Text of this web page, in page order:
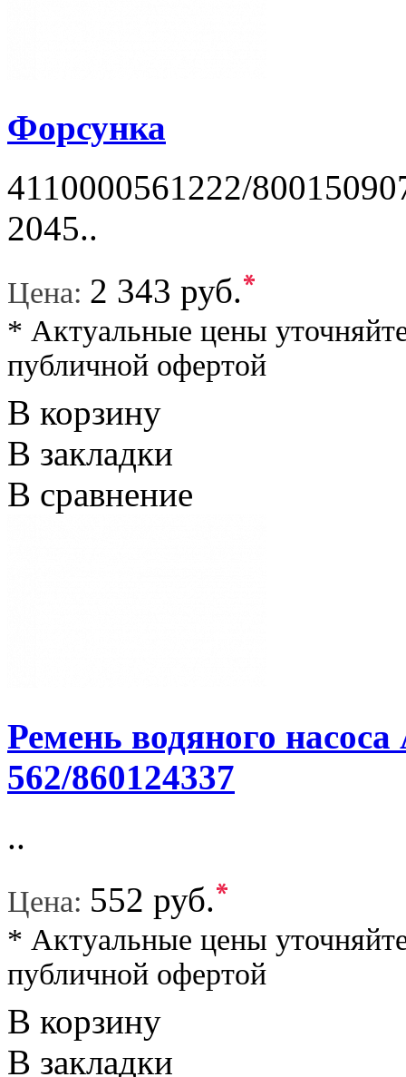
Форсунка
4110000561222/
2045..
Цена: 2 343 руб.*
* Актуальные цены
публичной офертой
В корзину
В закладки
В сравнение
Ремень водяного
562/860124337
..
Цена: 552 руб.*
* Актуальные цены
публичной офертой
В корзину
В закладки